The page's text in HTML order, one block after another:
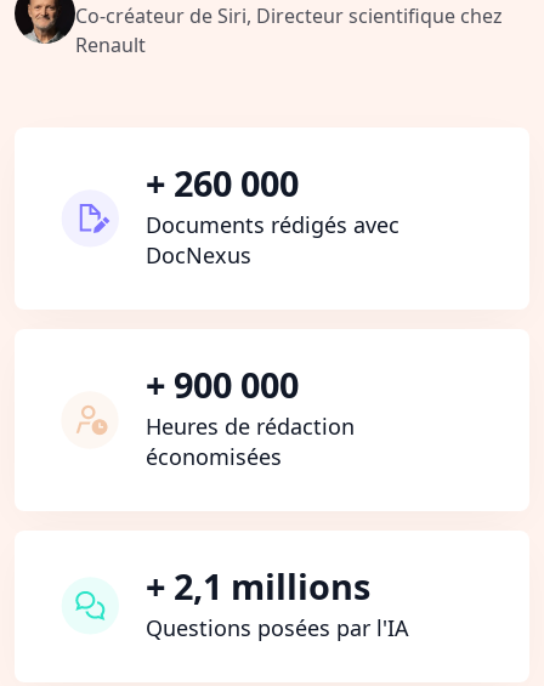
Co-créateur de Siri, Directeur scientifique chez
Renault
+ 260 000
Documents rédigés avec
DocNexus
+ 900 000
Heures de rédaction
économisées
+ 2,1 millions
Questions posées par l'IA